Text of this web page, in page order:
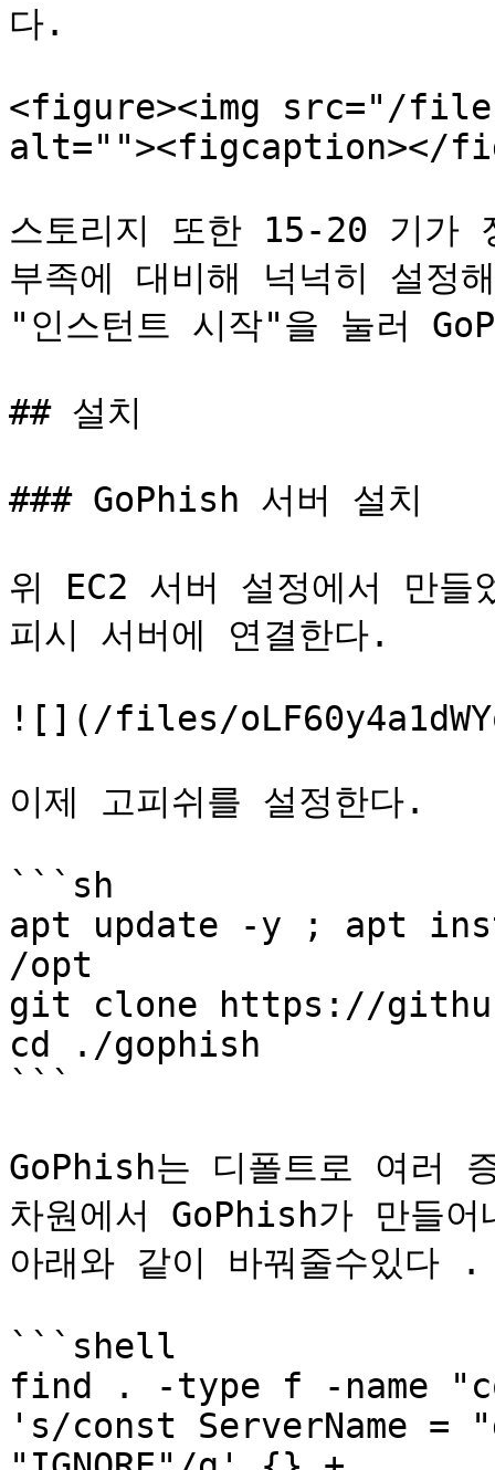
다.
<figure><img src="/files/
alt=""><figcaption></
스토리지 또한 15-20 기가
부족에 대비해 넉넉히 설정
"인스턴트 시작"을 눌러
## 설치
### GoPhish 서버 설치
위 EC2 서버 설정에서 만
피시 서버에 연결한다.
![](/files/
이제 고피쉬를 설정한다.
```sh
apt update -y ; apt
/opt
git clone https://
cd ./gophish
```
GoPhish는 디폴트로 여러
차원에서 GoPhish가 만들
아래와 같이 바꿔줄수있다 .
```shell
find . -type f -name
's/const ServerName =